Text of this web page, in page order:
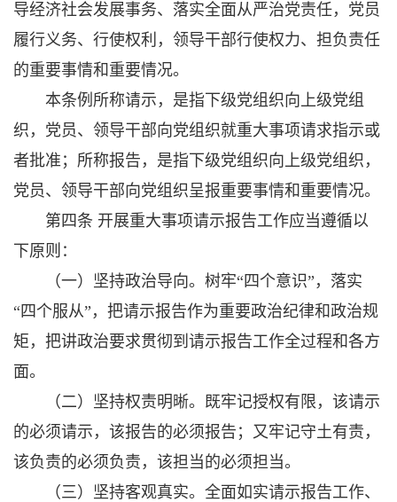
导经济社会发展事务、落实全面从严治党责任，党员
履行义务、行使权利，领导干部行使权力、担负责任
的重要事情和重要情况。
本条例所称请示，是指下级党组织向上级党组
织，党员、领导干部向党组织就重大事项请求指示或
者批准；所称报告，是指下级党组织向上级党组织，
党员、领导干部向党组织呈报重要事情和重要情况。
第四条 开展重大事项请示报告工作应当遵循以
下原则：
（一）坚持政治导向。树牢“四个意识”，落实
“四个服从”，把请示报告作为重要政治纪律和政治规
矩，把讲政治要求贯彻到请示报告工作全过程和各方
面。
（二）坚持权责明晰。既牢记授权有限，该请示
的必须请示，该报告的必须报告；又牢记守土有责，
该负责的必须负责，该担当的必须担当。
（三）坚持客观真实。全面如实请示报告工作、